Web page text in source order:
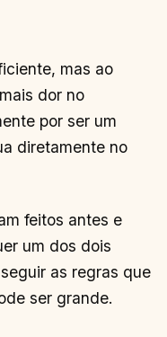
mas ao
dor no
por ser um
diretamente no
feitos antes e
um dos dois
as regras que
ser grande.